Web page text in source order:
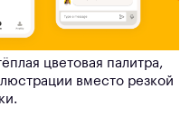
цветовая палитра,
вместо резкой